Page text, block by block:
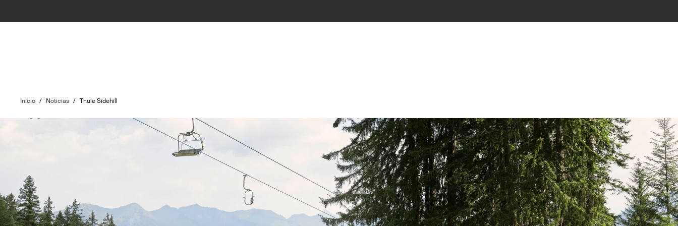
Inicio / Noticias / Thule Sidehill